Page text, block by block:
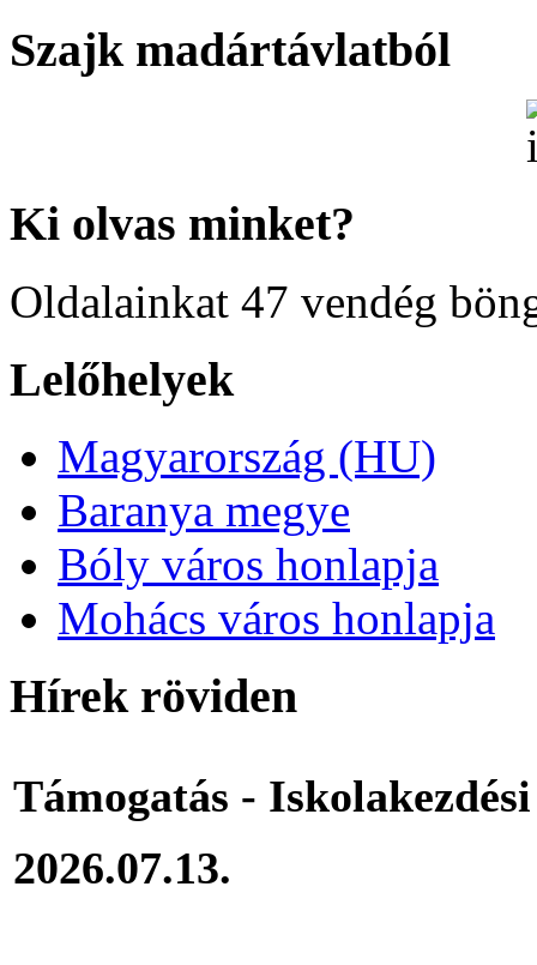
Szajk madártávlatból
Ki olvas minket?
Oldalainkat 47 vendég
Lelőhelyek
Magyarország (HU)
Baranya megye
Bóly város honlapja
Mohács város honlapja
Hírek röviden
Támogatás -
2026.07.13.